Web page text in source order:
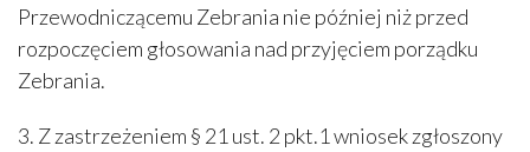
Przewodniczącemu Zebrania nie później niż przed
rozpoczęciem głosowania nad przyjęciem porządku
Zebrania.
3. Z zastrzeżeniem § 21 ust. 2 pkt.1 wniosek zgłoszony